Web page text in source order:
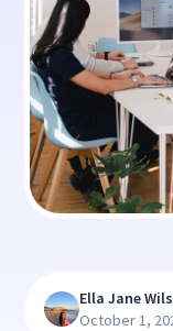
Ella Jane
October 1,